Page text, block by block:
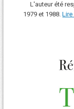
L'auteur été
1979 et 1988.